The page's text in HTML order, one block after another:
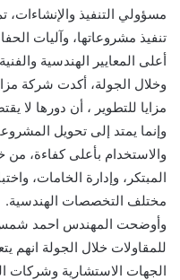
مسؤولي التنفيذ
تنفيذ مشروعاتها، وآليات
أعلى المعايير الهندسية
وخلال الجولة، أكدت شركة
مزايا للتطوير ، أن دورها لا
وإنما يمتد إلى تحويل
والاستخدام بأعلى كفاءة،
المبتكر، وإدارة الخامات،
مختلف التخصصات الهندسية.
وأوضحت المهندس احمد شمس
للمقاولات خلال الجولة انهم
الجهات الاستشارية وشركات